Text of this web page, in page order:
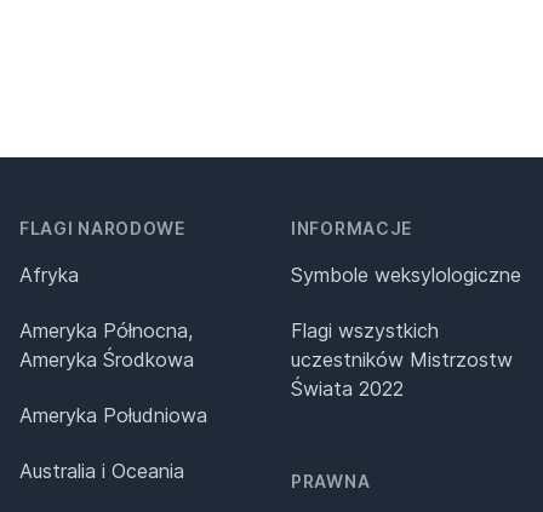
FLAGI NARODOWE
Afryka
Ameryka Północna,
Ameryka Środkowa
Ameryka Południowa
Australia i Oceania
INFORMACJE
Symbole weksylologiczne
Flagi wszystkich
uczestników Mistrzostw
Świata 2022
PRAWNA